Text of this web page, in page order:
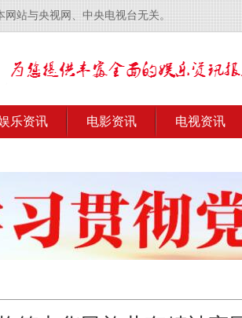
网站与央视网、中央电视台无关。
乐资讯 电影资讯 电视资讯